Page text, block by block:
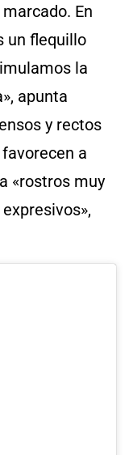
En
un flequillo
la
apunta
y rectos
a
«rostros muy